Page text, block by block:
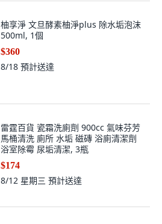
柚享淨 文旦酵素柚淨plus 除水垢泡沫
500ml, 1個
$360
8/18 預計送達
雷霆百貨 瓷霜洗廁劑 900cc 氣味芬芳
馬桶清洗 廁所 水垢 磁磚 浴廁清潔劑
浴室除霉 尿垢清潔, 3瓶
$174
8/12 星期三 預計送達